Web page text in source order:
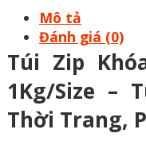
Mô tả
Đánh giá (0)
Túi Zip
1Kg/Size –
Thời Trang,